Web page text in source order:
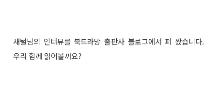
새털님의 인터뷰를 북드라망 출판사 블로그에서 퍼 왔습니다.
우리 함께 읽어볼까요?